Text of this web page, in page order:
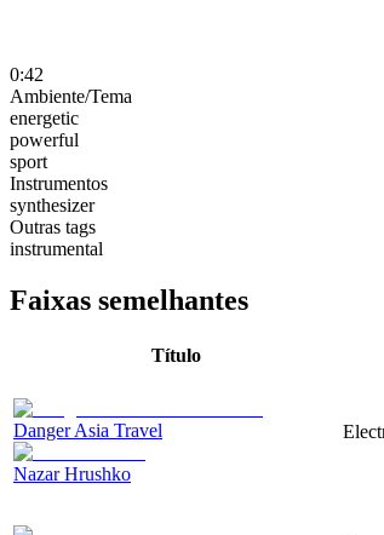
0:42
Ambiente/Tema
energetic
powerful
sport
Instrumentos
synthesizer
Outras tags
instrumental
Faixas semelhantes
Título
Danger Asia Travel
Nazar Hrushko